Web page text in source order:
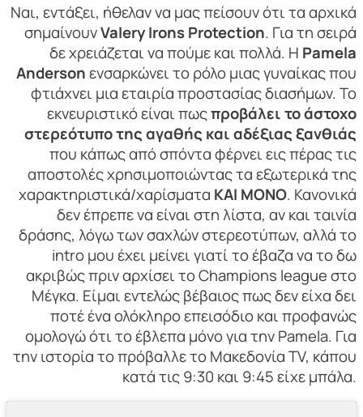
Ναι, εντάξει, ήθελαν να μας πείσουν ότι τα αρχικά
σημαίνουνValery Irons Protection. Για τη σειρά
δε χρειάζεται να πούμε και πολλά. Η Pamela
Andersonενσαρκώνει το ρόλο μιας γυναίκας που
φτιάχνει μια εταιρία προστασίας διασήμων. Το
εκνευριστικό είναι πωςπροβάλει το άστοχο
στερεότυπο της αγαθής και αδέξιας ξανθιάς
που κάπως από σπόντα φέρνει εις πέρας τις
αποστολές χρησιμοποιώντας τα εξωτερικά της
χαρακτηριστικά/χαρίσματα ΚΑΙ ΜΟΝΟ. Κανονικά
δεν έπρεπε να είναι στη λίστα, αν και ταινία
δράσης, λόγω των σαχλών στερεοτύπων, αλλά το
intro μου έχει μείνει γιατί το έβαζα να το δω
ακριβώς πριν αρχίσει το Champions league στο
Μέγκα. Είμαι εντελώς βέβαιος πως δεν είχα δει
ποτέ ένα ολόκληρο επεισόδιο και προφανώς
ομολογώ ότι το έβλεπα μόνο για την Pamela. Για
την ιστορία το πρόβαλλε το Μακεδονία TV, κάπου
κατά τις 9:30 και 9:45 είχε μπάλα.